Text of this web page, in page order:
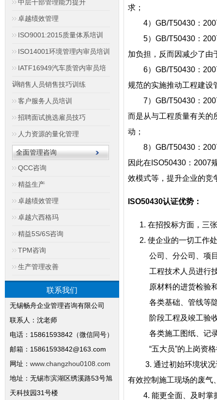
中层干部管理能力提升
卓越绩效管理
ISO9001:2015质量体系培训
ISO14001环境管理内审员培训
IATF16949汽车质管内审员培
训销售人员销售技巧训练
客户服务人员培训
招聘面试挑选雇员技巧
人力资源的量化管理
全面管理咨询
QCC咨询
精益生产
卓越绩效管理
卓越六西格玛
精益5S/6S咨询
TPM咨询
生产管理改善
联系我们
无锡畅舟企业管理咨询有限公司
联系人：沈老师
电话：15861593842（微信同号）
邮箱：15861593842@163.com
网址： www.changzhou0108.com
地址：无锡市滨湖区绣溪路53号旭
天科技园31号楼
求；
4）GB/T50430：2007
5）GB/T50430：2007
加负担，反而因减少了由
6）GB/T50430：2007
规范的实施推动工程建设
7）GB/T50430：2007
而是从与工程质量有关的
动；
8）GB/T50430：2007
因此在ISO50430：2007
效模式等，提升企业的竞
ISO50430认证优势：
1. 在招投标方面，三张
2. 使企业的一切工作处
公司、分公司、项目
工程技术人员进行技
原材料的进货检验和
各类基础、管线等隐
阶段工程及竣工验收
各类施工图纸、记录
“五大员”的上岗资格
3. 通过初始环境状况评
有效控制施工现场的废气
4. 能更全面、及时掌握